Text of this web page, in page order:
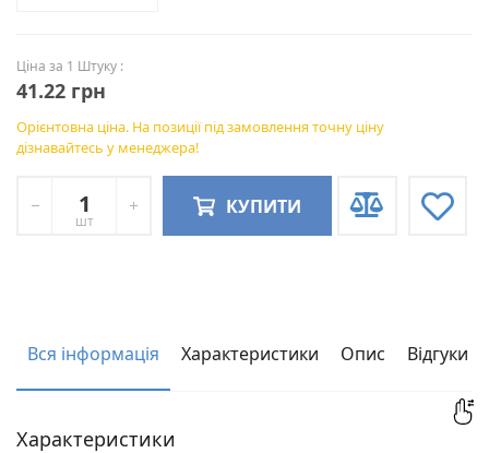
Ціна за 1 Штуку :
41.22 грн
Орієнтовна ціна. На позиції під замовлення точну ціну
дізнавайтесь у менеджера!
шт
КУПИТИ
Вся інформація Характеристики Опис Відгуки
Характеристики